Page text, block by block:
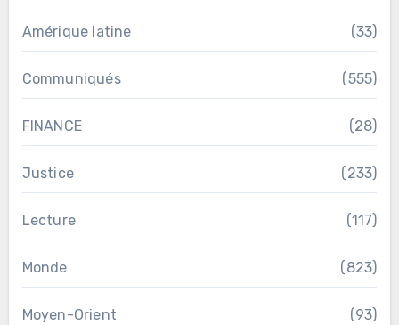
Amérique latine (33)
Communiqués (555)
FINANCE (28)
Justice (233)
Lecture (117)
Monde (823)
Moyen-Orient (93)